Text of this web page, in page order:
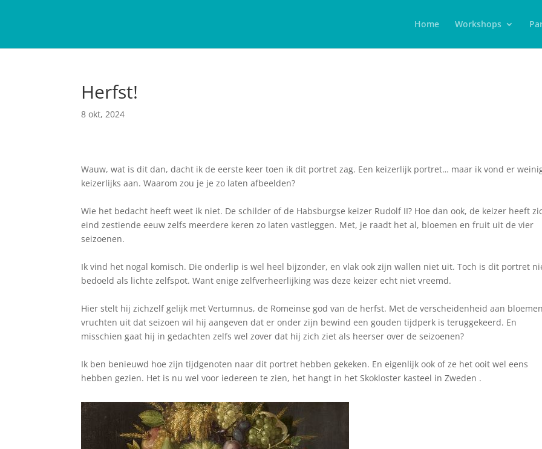
Home Workshops
Herfst!
8 okt, 2024
Wauw, wat is dit dan, dacht ik de eerste keer toen ik dit portret zag. Een keizerlijk portret… maar ik vond er
keizerlijks aan. Waarom zou je je zo laten afbeelden?
Wie het bedacht heeft weet ik niet. De schilder of de Habsburgse keizer Rudolf II? Hoe dan ook, de keizer heeft
eind zestiende eeuw zelfs meerdere keren zo laten vastleggen. Met, je raadt het al, bloemen en fruit uit de vier
seizoenen.
Ik vind het nogal komisch. Die onderlip is wel heel bijzonder, en vlak ook zijn wallen niet uit. Toch is dit portret
bedoeld als lichte zelfspot. Want enige zelfverheerlijking was deze keizer echt niet vreemd.
Hier stelt hij zichzelf gelijk met Vertumnus, de Romeinse god van de herfst. Met de verscheidenheid aan
vruchten uit dat seizoen wil hij aangeven dat er onder zijn bewind een gouden tijdperk is teruggekeerd. En
misschien gaat hij in gedachten zelfs wel zover dat hij zich ziet als heerser over de seizoenen?
Ik ben benieuwd hoe zijn tijdgenoten naar dit portret hebben gekeken. En eigenlijk ook of ze het ooit wel eens
hebben gezien. Het is nu wel voor iedereen te zien, het hangt in het Skokloster kasteel in Zweden .